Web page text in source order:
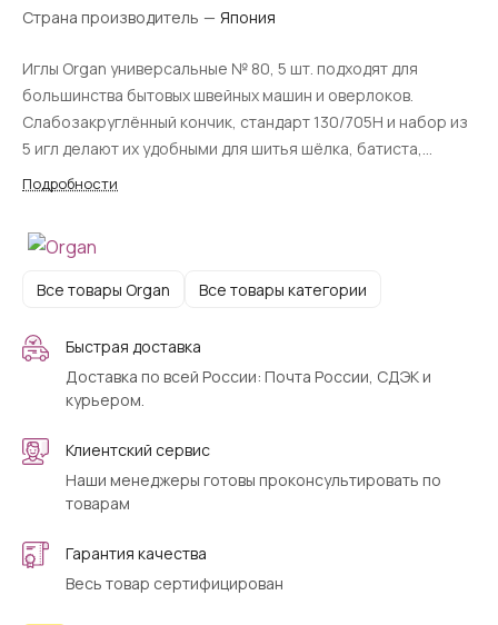
Страна производитель — Япония
Иглы Organ универсальные № 80, 5 шт. подходят для
большинства бытовых швейных машин и оверлоков.
Слабозакруглённый кончик, стандарт 130/705H и набор из
5 игл делают их удобными для шитья шёлка, батиста,
шифона, органзы, льна, поплина и других деликатных
Подробности
Все товары Organ Все товары категории
Быстрая доставка
Доставка по всей России: Почта России, СДЭК и
курьером.
Клиентский сервис
Наши менеджеры готовы проконсультировать по
товарам
Гарантия качества
Весь товар сертифицирован